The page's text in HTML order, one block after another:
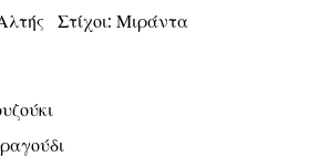
Στίχοι: Μιράντα